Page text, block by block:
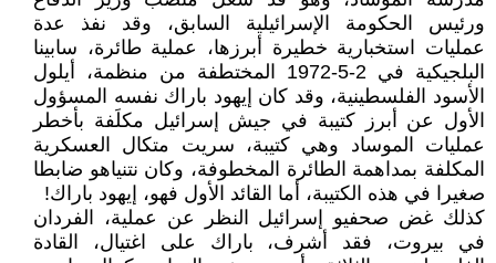
ورئيس الحكومة الإسرائيلية السابق، وقد نفذ عدة
عمليات استخبارية خطيرة أبرزها، عملية طائرة، سابينا
البلجيكية في 2-5-1972 المختطفة من منظمة، أيلول
الأسود الفلسطينية، وقد كان إيهود باراك نفسه المسؤول
الأول عن أبرز كتيبة في جيش إسرائيل مكلَفة بأخطر
عمليات الموساد وهي كتيبة، سريت متكال العسكرية
المكلفة بمداهمة الطائرة المخطوفة، وكان نتنياهو ضابطا
صغيرا في هذه الكتيبة، أما القائد الأول فهو، إيهود باراك!
كذلك غض صحفيو إسرائيل النظر عن عملية، الفردان
في بيروت، فقد أشرف، باراك على اغتيال، القادة